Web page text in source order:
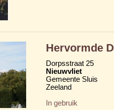
Hervormde
Dorpsstraat 25
Nieuwvliet
Gemeente Sluis
Zeeland
In gebruik